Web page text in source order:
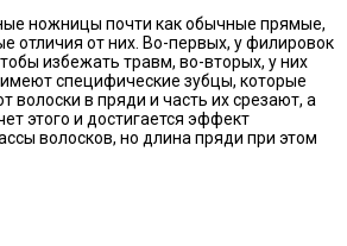
ножницы почти как обычные прямые,
отличия от них. Во-первых, у филировок
избежать травм, во-вторых, у них
специфические зубцы, которые
волоски в пряди и часть их срезают, а
этого и достигается эффект
волосков, но длина пряди при этом